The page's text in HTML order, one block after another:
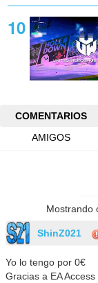
COMENTARIOS
AMIGOS
Mostrando
ShinZ021
Yo lo tengo por 0€
Gracias a EA Access